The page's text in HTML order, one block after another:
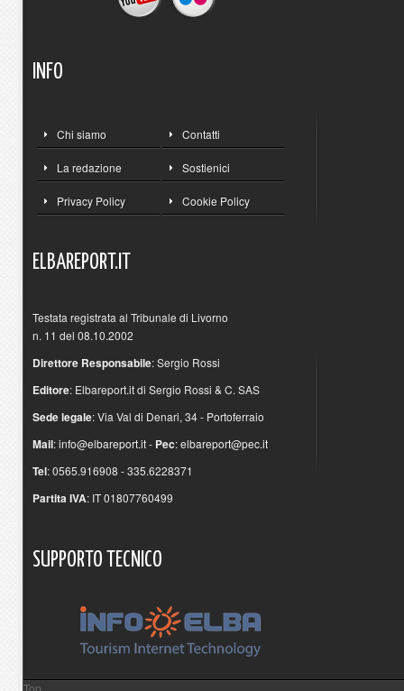
INFO
Chi siamo Contatti
La redazione Sostienici
Privacy Policy Cookie Policy
ELBAREPORT.IT
Testata registrata al Tribunale di Livorno
n. 11 del 08.10.2002
Direttore Responsabile: Sergio Rossi
Editore: Elbareport.it di Sergio Rossi & C. SAS
Sede legale: Via Val di Denari, 34 - Portoferraio
Mail:info@elbareport.it- Pec:elbareport@pec.it
Tel: 0565.916908 - 335.6228371
Partita IVA: IT 01807760499
SUPPORTO TECNICO